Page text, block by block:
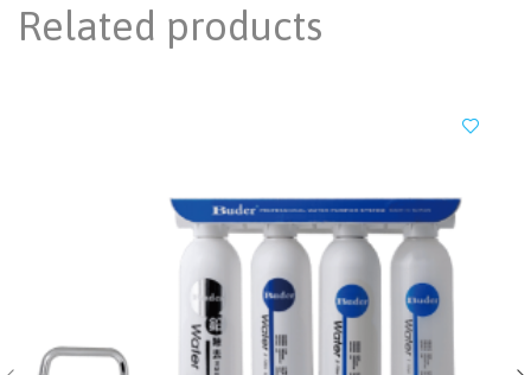
Related products